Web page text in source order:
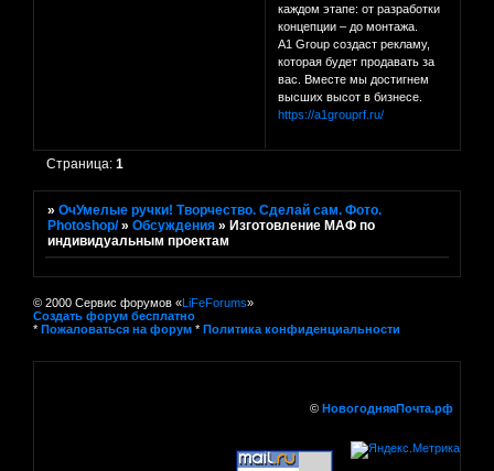
каждом этапе: от разработки
концепции – до монтажа.
A1 Group создаст рекламу,
которая будет продавать за
вас. Вместе мы достигнем
высших высот в бизнесе.
https://a1grouprf.ru/
Страница:1
»ОчУмелые ручки! Творчество. Сделай сам. Фото.
Photoshop/ »Обсуждения »Изготовление МАФ по
индивидуальным проектам
© 2000 Сервис форумов «LiFeForums»
Создать форум бесплатно
* Пожаловаться на форум * Политика конфиденциальности
© НовогодняяПочта.рф